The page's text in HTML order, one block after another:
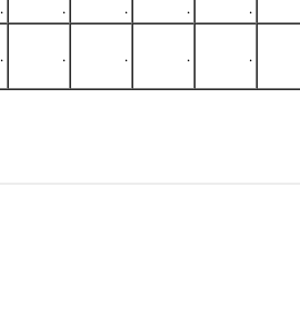
. . . .
.
. . . . .